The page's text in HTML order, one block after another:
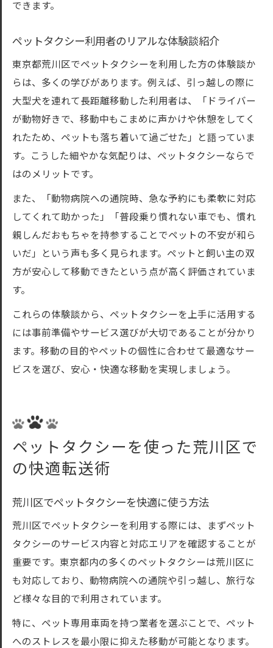
できます。
ペットタクシー利用者のリアルな体験談紹介
東京都荒川区でペットタクシーを利用した方の体験談か
らは、多くの学びがあります。例えば、引っ越しの際に
大型犬を連れて長距離移動した利用者は、「ドライバー
が動物好きで、移動中もこまめに声かけや休憩をしてく
れたため、ペットも落ち着いて過ごせた」と語っていま
す。こうした細やかな気配りは、ペットタクシーならで
はのメリットです。
また、「動物病院への通院時、急な予約にも柔軟に対応
してくれて助かった」「普段乗り慣れない車でも、慣れ
親しんだおもちゃを持参することでペットの不安が和ら
いだ」という声も多く見られます。ペットと飼い主の双
方が安心して移動できたという点が高く評価されていま
す。
これらの体験談から、ペットタクシーを上手に活用する
には事前準備やサービス選びが大切であることが分かり
ます。移動の目的やペットの個性に合わせて最適なサー
ビスを選び、安心・快適な移動を実現しましょう。
ペットタクシーを使った荒川区で
の快適転送術
荒川区でペットタクシーを快適に使う方法
荒川区でペットタクシーを利用する際には、まずペット
タクシーのサービス内容と対応エリアを確認することが
重要です。東京都内の多くのペットタクシーは荒川区に
も対応しており、動物病院への通院や引っ越し、旅行な
ど様々な目的で利用されています。
特に、ペット専用車両を持つ業者を選ぶことで、ペット
へのストレスを最小限に抑えた移動が可能となります。